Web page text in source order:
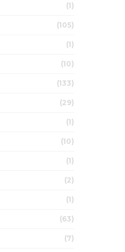
(1)
(105)
(1)
(10)
(133)
(29)
(1)
(10)
(1)
(2)
(1)
(63)
(7)